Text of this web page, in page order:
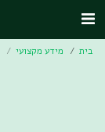
בית מידע מקצועי